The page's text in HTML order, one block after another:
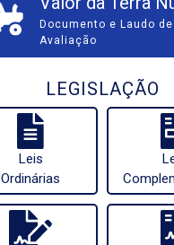
Documento e Laudo de
Avaliação
LEGISLAÇÃO
Leis
Ordinárias